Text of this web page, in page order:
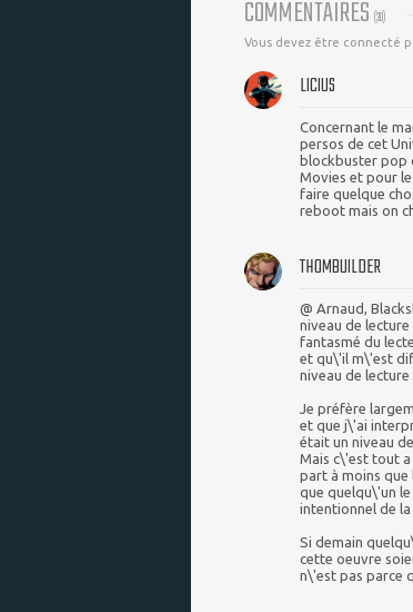
COMMENTAIRES (30)
Vous devez être connecté
LICIUS
Concernant le
persos de cet
blockbuster pop
Movies et pour
faire quelque
reboot mais on
THOMBUILDER
@ Arnaud,
niveau de
fantasmé du
et qu\'il m\'est
niveau de
Je préfère
et que j\'ai
était un niveau
Mais c\'est tout
part à moins
que quelqu\'un
intentionnel de
Si demain
cette oeuvre
n\'est pas parce